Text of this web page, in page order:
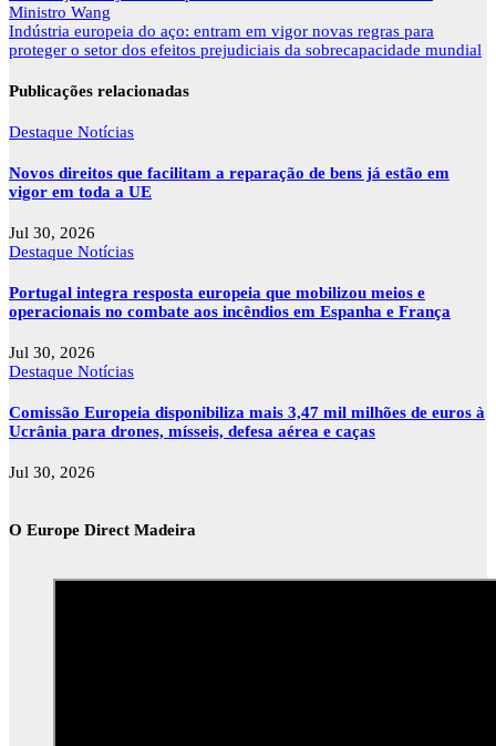
de
artigos
Ministro Wang
Indústria europeia do aço: entram em vigor novas regras para
proteger o setor dos efeitos prejudiciais da sobrecapacidade mundial
Publicações relacionadas
Destaque Notícias
Novos direitos que facilitam a reparação de bens já estão em
vigor em toda a UE
Jul 30, 2026
Destaque Notícias
Portugal integra resposta europeia que mobilizou meios e
operacionais no combate aos incêndios em Espanha e França
Jul 30, 2026
Destaque Notícias
Comissão Europeia disponibiliza mais 3,47 mil milhões de euros à
Ucrânia para drones, mísseis, defesa aérea e caças
Jul 30, 2026
O Europe Direct Madeira